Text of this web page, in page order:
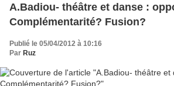
A.Badiou- théâtre et danse :
Complémentarité? Fusion?
Publié le 05/04/2012 à 10:16
Par Ruz